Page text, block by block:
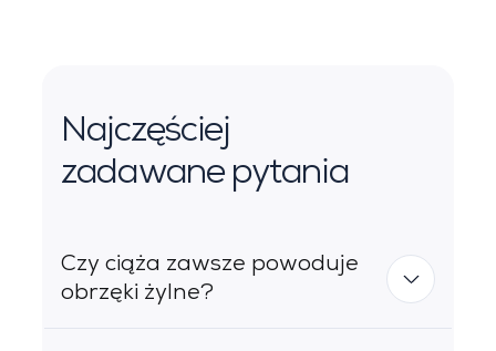
Najczęściej
zadawane pytania
Czy ciąża zawsze powoduje
obrzęki żylne?